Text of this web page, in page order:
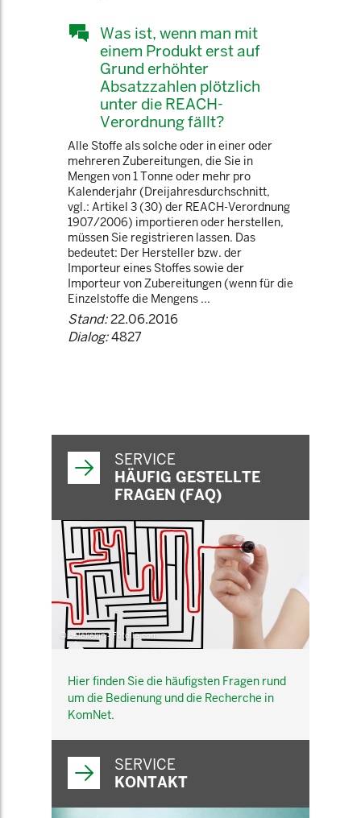
Was ist, wenn man mit
einem Produkt erst auf
Grund erhöhter
Absatzzahlen plötzlich
unter die REACH-
Verordnung fällt?
Alle Stoffe als solche oder in einer oder
mehreren Zubereitungen, die Sie in
Mengen von 1 Tonne oder mehr pro
Kalenderjahr (Dreijahresdurchschnitt,
vgl.: Artikel 3 (30) der REACH-Verordnung
1907/2006) importieren oder herstellen,
müssen Sie registrieren lassen. Das
bedeutet: Der Hersteller bzw. der
Importeur eines Stoffes sowie der
Importeur von Zubereitungen (wenn für die
Einzelstoffe die Mengens ...
Stand:22.06.2016
Dialog:4827
SERVICE
HÄUFIG GESTELLTE
FRAGEN (FAQ)
© belekekin - Fotolia.com
Hier finden Sie die häufigsten Fragen rund
um die Bedienung und die Recherche in
KomNet.
SERVICE
KONTAKT